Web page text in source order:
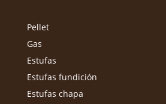
Pellet
Gas
Estufas
Estufas fundición
Estufas chapa